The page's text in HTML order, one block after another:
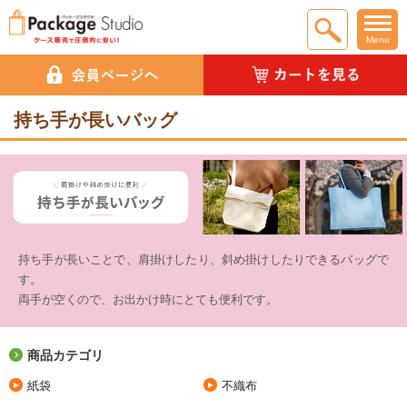
Menu
持ち手が長いバッグ
持ち手が長いことで、肩掛けしたり、斜め掛けしたりできるバッグで
す。
両手が空くので、お出かけ時にとても便利です。
商品カテゴリ
紙袋 不織布